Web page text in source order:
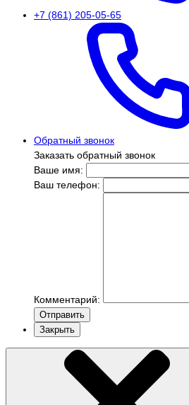
+7 (861) 205-05-65
Обратный звонок
Заказать обратный звонок
Ваше имя:
Ваш телефон:
Комментарий:
Отправить
Закрыть